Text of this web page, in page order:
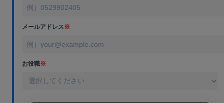
メールアドレス※
お役職※